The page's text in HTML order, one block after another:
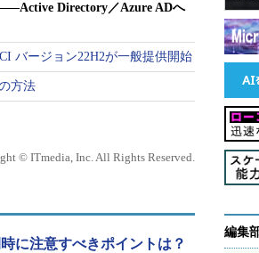
Directory／Azure ADへ
バージョン22H2が一般提供開始
方法
© ITmedia, Inc. All Rights Reserved.
に注意すべきポイントは？
編集